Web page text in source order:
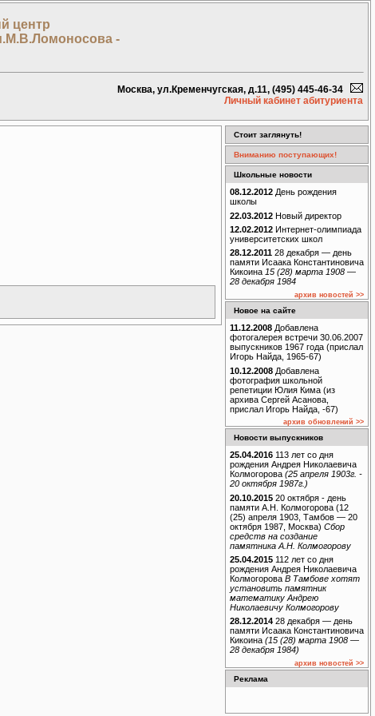
центр
-
Москва, ул.Кременчугская, д.11, (495) 445-46-34
Личный кабинет абитуриента
Стоит заглянуть!
Вниманию поступающих!
Школьные новости
08.12.2012 День рождения
школы
22.03.2012 Новый директор
12.02.2012 Интернет-олимпиада
университетских школ
28.12.2011 28 декабря — день
памяти Исаака Константиновича
Кикоина 15 (28) марта 1908 —
28 декабря 1984
архив новостей >>
Новое на сайте
11.12.2008 Добавлена
фотогалерея встречи 30.06.2007
выпускников 1967 года (прислал
Игорь Найда, 1965-67)
10.12.2008 Добавлена
фотография школьной
репетиции Юлия Кима (из
архива Сергей Асанова,
прислал Игорь Найда, -67)
архив обновлений >>
Новости выпускников
25.04.2016 113 лет со дня
рождения Андрея Николаевича
Колмогорова (25 апреля 1903г. -
20 октября 1987г.)
20.10.2015 20 октября - день
памяти А.Н. Колмогорова (12
(25) апреля 1903, Тамбов — 20
октября 1987, Москва) Сбор
средств на создание
памятника А.Н. Колмогорову
25.04.2015 112 лет со дня
рождения Андрея Николаевича
Колмогорова В Тамбове хотят
установить памятник
математику Андрею
Николаевичу Колмогорову
28.12.2014 28 декабря — день
памяти Исаака Константиновича
Кикоина (15 (28) марта 1908 —
28 декабря 1984)
архив новостей >>
Реклама